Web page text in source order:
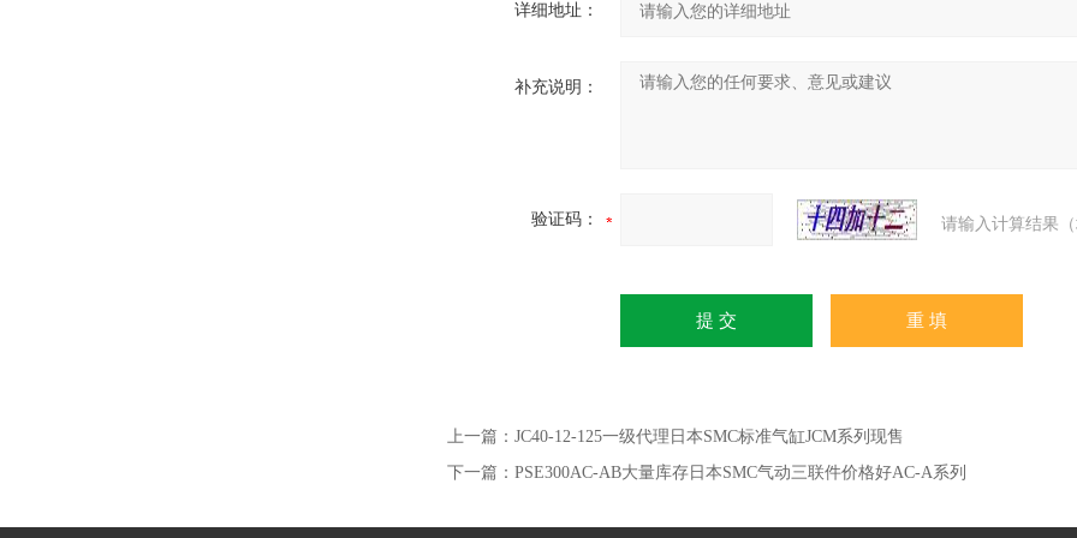
详细地址：
补充说明：
验证码： 请输入计算结果
上一篇： JC40-12-125一级代理日本SMC标准气缸JCM系列现售
下一篇： PSE300AC-AB大量库存日本SMC气动三联件价格好AC-A系列